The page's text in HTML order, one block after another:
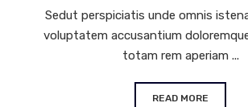
Sedut perspiciatis unde omnis
voluptatem accusantium
totam rem aperiam ...
READ MORE